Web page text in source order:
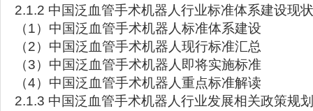
2.1.2 中国泛血管手术机器人行业标准体系建设现状
（1）中国泛血管手术机器人标准体系建设
（2）中国泛血管手术机器人现行标准汇总
（3）中国泛血管手术机器人即将实施标准
（4）中国泛血管手术机器人重点标准解读
2.1.3 中国泛血管手术机器人行业发展相关政策规